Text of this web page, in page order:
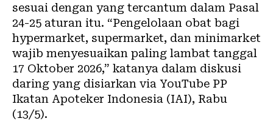
sesuai dengan yang tercantum dalam Pasal
24-25 aturan itu. “Pengelolaan obat bagi
hypermarket, supermarket, dan minimarket
wajib menyesuaikan paling lambat tanggal
17 Oktober 2026,” katanya dalam diskusi
daring yang disiarkan via YouTube PP
Ikatan Apoteker Indonesia (IAI), Rabu
(13/5).